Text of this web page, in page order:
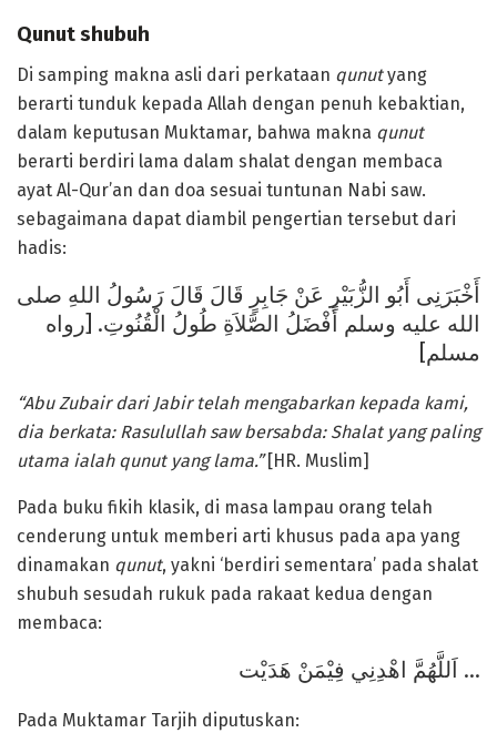
Qunut shubuh
Di samping makna asli dari perkataan qunutyang
berarti tunduk kepada Allah dengan penuh kebaktian,
dalam keputusan Muktamar, bahwa makna qunut
berarti berdiri lama dalam shalat dengan membaca
ayat Al-Qur’an dan doa sesuai tuntunan Nabi saw.
sebagaimana dapat diambil pengertian tersebut dari
hadis:
أَخْبَرَنِى أَبُو الزُّبَيْرِ عَنْ جَابِرٍ قَالَ قَالَ رَسُولُ اللهِ صلى
الله عليه وسلم أَفْضَلُ الصَّلاَةِ طُولُ الْقُنُوتِ. [رواه
مسلم]
“Abu Zubair dari Jabirtelah mengabarkan kepada kami,
dia berkata: Rasulullah saw bersabda: Shalat yang paling
utama ialah qunut yang lama.” [HR. Muslim]
Pada buku fikih klasik, di masa lampau orang telah
cenderung untuk memberi arti khusus pada apa yang
dinamakan qunut, yakni ‘berdiri sementara’ pada shalat
shubuh sesudah rukuk pada rakaat kedua dengan
membaca:
اَللَّهُمَّ اهْدِنِي فِيْمَنْ هَدَيْت …
Pada Muktamar Tarjih diputuskan: